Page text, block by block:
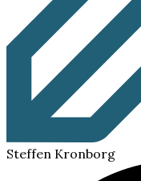
Steffen Kronborg